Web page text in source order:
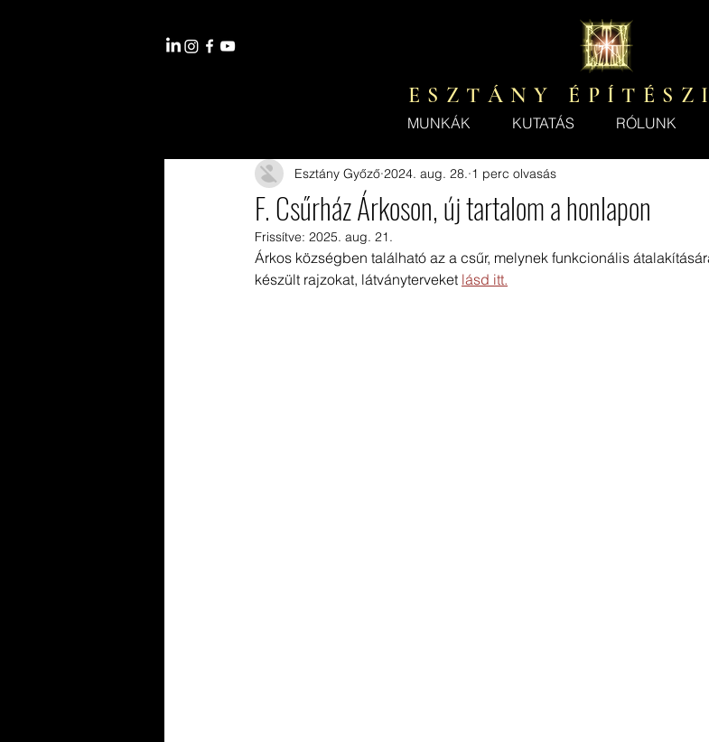
E S Z T Á N Y É P Í T É S Z
MUNKÁK KUTATÁS RÓLUNK
F. Csűrház Árkoson, új tartalom a honlapon
Esztány Győző 2024. aug. 28. 1 perc olvasás
Frissítve: 2025. aug. 21.
Árkos községben található az a csűr, melynek funkcionális
készült rajzokat, látványterveket lásd itt.